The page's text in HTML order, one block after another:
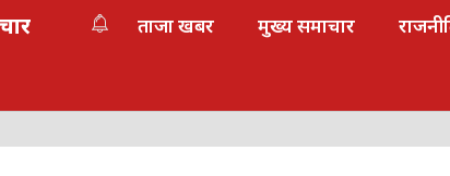
ताजा खबर मुख्य समाचार